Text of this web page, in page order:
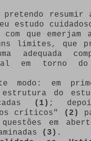
resumir
estudo
com que
limites, que
adequada
em torno do
modo: em
do
(1) ;
críticos"
(2)
questões em
(3) .